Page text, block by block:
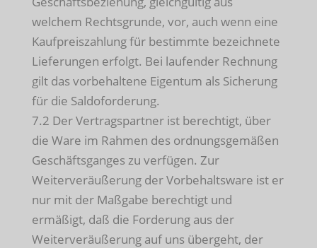
welchem Rechtsgrunde, vor, auch wenn eine
Kaufpreiszahlung für bestimmte bezeichnete
Lieferungen erfolgt. Bei laufender Rechnung
gilt das vorbehaltene Eigentum als Sicherung
für die Saldoforderung.
7.2 Der Vertragspartner ist berechtigt, über
die Ware im Rahmen des ordnungsgemäßen
Geschäftsganges zu verfügen. Zur
Weiterveräußerung der Vorbehaltsware ist er
nur mit der Maßgabe berechtigt und
ermäßigt, daß die Forderung aus der
Weiterveräußerung auf uns übergeht, der